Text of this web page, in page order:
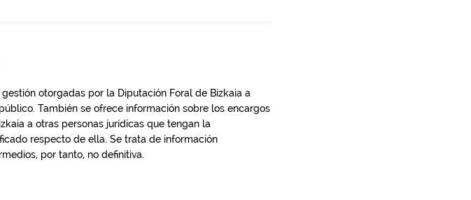
otorgadas por la Diputación Foral de Bizkaia a
También se ofrece información sobre los encargos
a otras personas jurídicas que tengan la
respecto de ella. Se trata de información
por tanto, no definitiva.